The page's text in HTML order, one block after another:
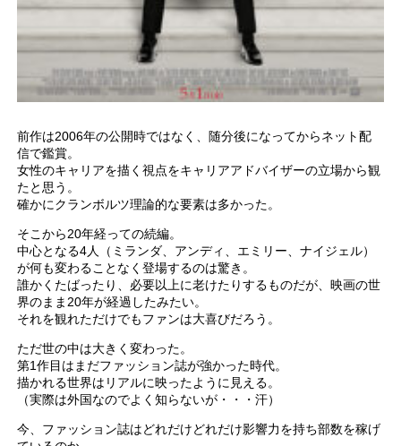
前作は2006年の公開時ではなく、随分後になってからネット配
信で鑑賞。
女性のキャリアを描く視点をキャリアアドバイザーの立場から観
たと思う。
確かにクランボルツ理論的な要素は多かった。
そこから20年経っての続編。
中心となる4人（ミランダ、アンディ、エミリー、ナイジェル）
が何も変わることなく登場するのは驚き。
誰かくたばったり、必要以上に老けたりするものだが、映画の世
界のまま20年が経過したみたい。
それを観れただけでもファンは大喜びだろう。
ただ世の中は大きく変わった。
第1作目はまだファッション誌が強かった時代。
描かれる世界はリアルに映ったように見える。
（実際は外国なのでよく知らないが・・・汗）
今、ファッション誌はどれだけどれだけ影響力を持ち部数を稼げ